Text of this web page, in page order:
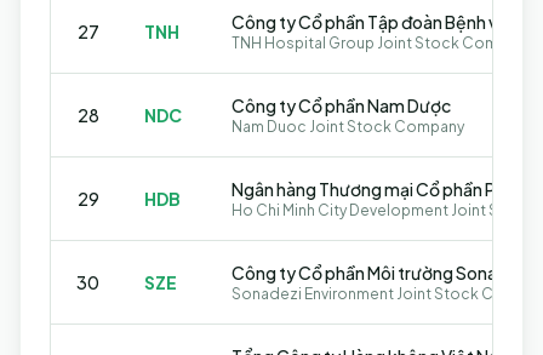
27 TNH Công ty Cổ phần Tập đoàn Bệnh viện
TNH Hospital Group Joint Stock Company
28 NDC Công ty Cổ phần Nam Dược
Nam Duoc Joint Stock Company
29 HDB
30 SZE Công ty Cổ phần Môi trường Sonadezi
Sonadezi Environment Joint Stock